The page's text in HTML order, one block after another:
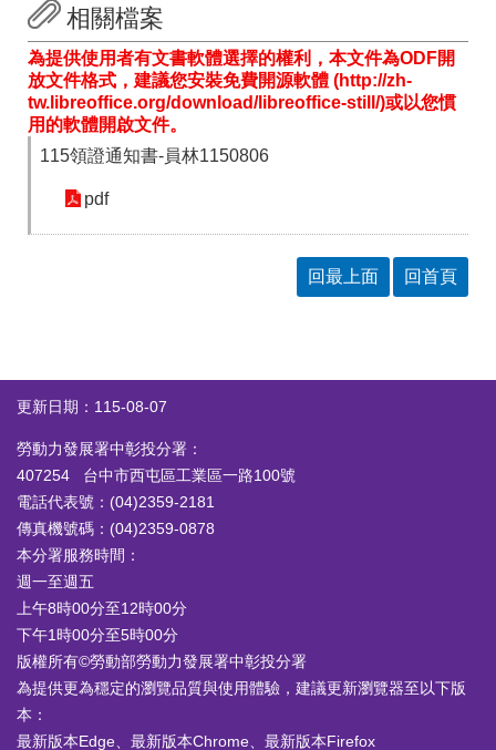
站
導
覽
首
頁
English
民
意
信
問
詞
私
權
及
安
全
政
策
府
網
站
資
料
開
放
宣
告
聯
絡
資
訊
相關檔案
為提供使用者有文書軟體選擇的權利，本文件為ODF開
放文件格式，建議您安裝免費開源軟體 (http://zh-
tw.libreoffice.org/download/libreoffice-still/)或以您慣
用的軟體開啟文件。
115領證通知書-員林1150806
pdf
回最上面 回首頁
更新日期：115-08-07
勞動力發展署中彰投分署：
407254 台中市西屯區工業區一路100號
電話代表號：(04)2359-2181
傳真機號碼：(04)2359-0878
本分署服務時間：
週一至週五
上午8時00分至12時00分
下午1時00分至5時00分
版權所有©勞動部勞動力發展署中彰投分署
為提供更為穩定的瀏覽品質與使用體驗，建議更新瀏覽器至以下版
本：
最新版本Edge、最新版本Chrome、最新版本Firefox